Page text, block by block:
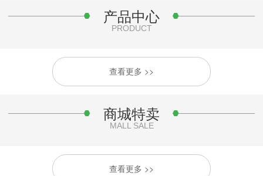
产品中心
PRODUCT
查看更多 >>
商城特卖
MALL SALE
查看更多 >>